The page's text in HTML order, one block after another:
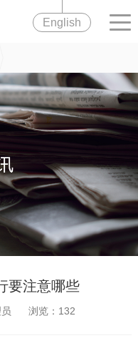
English
要注意哪些
员 浏览： 132